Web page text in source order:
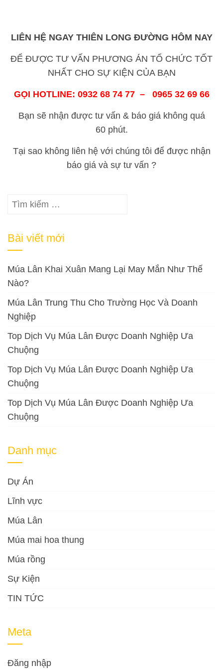
LIÊN HỆ NGAY THIÊN LONG ĐƯỜNG HÔM NAY
ĐỂ ĐƯỢC TƯ VẤN PHƯƠNG ÁN TỔ CHỨC TỐT
NHẤT CHO SỰ KIỆN CỦA BẠN
GỌI HOTLINE: 0932 68 74 77 – 0965 32 69 66
Bạn sẽ nhận được tư vấn & báo giá không quá
60 phút.
Tại sao không liên hệ với chúng tôi để được nhận
báo giá và sự tư vấn ?
Tìm
Bài viết mới
Múa Lân Khai Xuân Mang Lại May Mắn Như Thế
Nào?
Múa Lân Trung Thu Cho Trường Học Và Doanh
Nghiệp
Top Dịch Vụ Múa Lân Được Doanh Nghiệp Ưa
Chuộng
Top Dịch Vụ Múa Lân Được Doanh Nghiệp Ưa
Chuộng
Top Dịch Vụ Múa Lân Được Doanh Nghiệp Ưa
Chuộng
Danh mục
Dự Án
Lĩnh vực
Múa Lân
Múa mai hoa thung
Múa rồng
Sự Kiện
TIN TỨC
Meta
Đăng nhập